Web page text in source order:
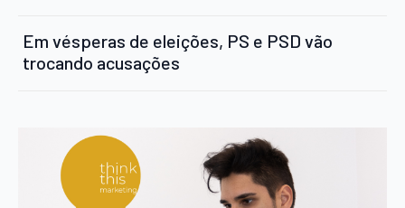
Em vésperas de eleições, PS e PSD vão
trocando acusações